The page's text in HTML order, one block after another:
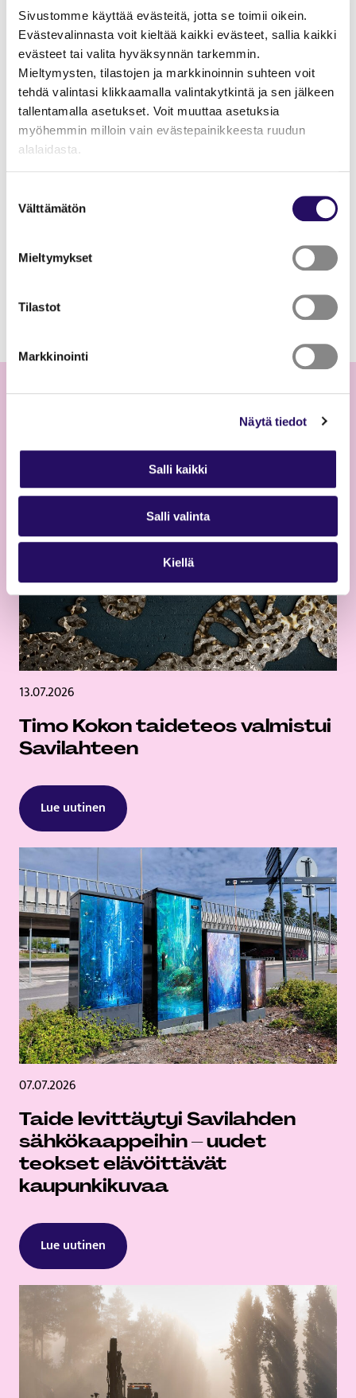
Sivustomme käyttää evästeitä, jotta se toimii oikein.
Evästevalinnasta voit kieltää kaikki evästeet, sallia kaikki
evästeet tai valita hyväksynnän tarkemmin.
Mieltymysten, tilastojen ja markkinoinnin suhteen voit
tehdä valintasi klikkaamalla valintakytkintä ja sen jälkeen
tallentamalla asetukset. Voit muuttaa asetuksia
myöhemmin milloin vain evästepainikkeesta ruudun
alalaidasta.
Lue lisää sivustostamme ja evästeistä
valinta
Välttämätön
Mieltymykset
Tilastot
Markkinointi
Näytä tiedot
Salli kaikki
Salli valinta
Kiellä
13.07.2026
Timo Kokon taideteos valmistui
Savilahteen
Lue uutinen
07.07.2026
Taide levittäytyi Savilahden
sähkökaappeihin – uudet
teokset elävöittävät
kaupunkikuvaa
Lue uutinen